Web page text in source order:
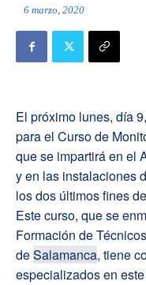
6 marzo, 2020
El próximo lunes, día
para el Curso de
que se impartirá en el
y en las instalaciones
los dos últimos fines
Este curso, que se
Formación de
deSalamanca, tiene
especializados en